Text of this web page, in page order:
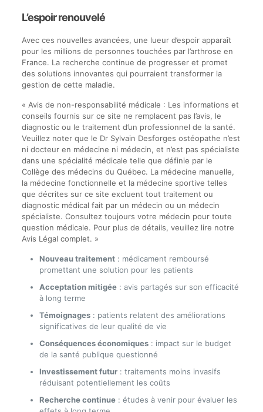
L’espoir renouvelé
Avec ces nouvelles avancées, une lueur d’espoir apparaît
pour les millions de personnes touchées par l’arthrose en
France. La recherche continue de progresser et promet
des solutions innovantes qui pourraient transformer la
gestion de cette maladie.
« Avis de non-responsabilité médicale : Les informations et
conseils fournis sur ce site ne remplacent pas l’avis, le
diagnostic ou le traitement d’un professionnel de la santé.
Veuillez noter que le Dr Sylvain Desforges ostéopathe n’est
ni docteur en médecine ni médecin, et n’est pas spécialiste
dans une spécialité médicale telle que définie par le
Collège des médecins du Québec. La médecine manuelle,
la médecine fonctionnelle et la médecine sportive telles
que décrites sur ce site excluent tout traitement ou
diagnostic médical fait par un médecin ou un médecin
spécialiste. Consultez toujours votre médecin pour toute
question médicale. Pour plus de détails, veuillez lire notre
Avis Légal complet. »
Nouveau traitement: médicament remboursé
promettant une solution pour les patients
Acceptation mitigée: avis partagés sur son efficacité
à long terme
Témoignages: patients relatent des améliorations
significatives de leur qualité de vie
Conséquences économiques: impact sur le budget
de la santé publique questionné
Investissement futur: traitements moins invasifs
réduisant potentiellement les coûts
Recherche continue: études à venir pour évaluer les